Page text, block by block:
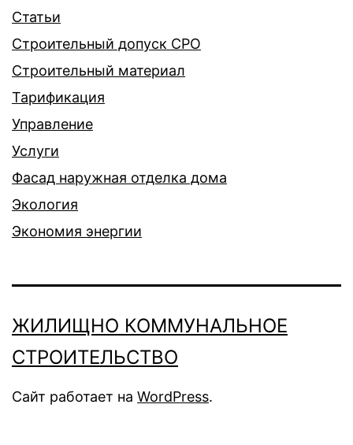
Статьи
Строительный допуск СРО
Строительный материал
Тарификация
Управление
Услуги
Фасад наружная отделка дома
Экология
Экономия энергии
ЖИЛИЩНО КОММУНАЛЬНОЕ
СТРОИТЕЛЬСТВО
Сайт работает на WordPress.